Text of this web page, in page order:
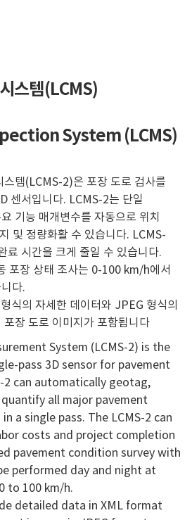
스템(LCMS)
System (LCMS)
스템(LCMS-2)은 포장 도로 검사를
센서입니다. LCMS-2는 단일
기능 매개변수를 자동으로 위치
및 정량화활 수 있습니다. LCMS-
료 시간을 크게 줄일 수 있습니다.
포장 상태 조사는 0-100 km/h에서
다.
식의 자세한 데이터와 JPEG 형식의
장 도로 이미지가 포함됩니다
System (LCMS-2) is the
pass 3D sensor for pavement
2 can automatically geotag,
all major pavement
a single pass. The LCMS-2 can
costs and project completion
pavement condition survey with
performed day and night at
to 100 km/h.
detailed data in XML format